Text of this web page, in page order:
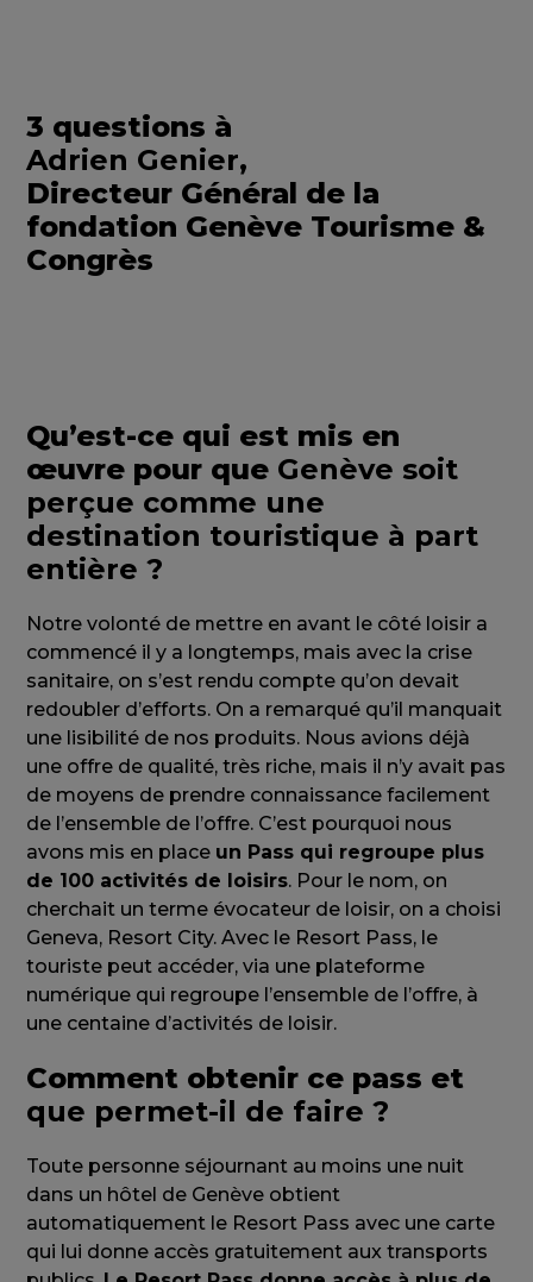
3 questions à
Adrien Genier,
Directeur Général de la
fondation Genève Tourisme &
Congrès
Qu’est-ce qui est mis en
œuvre pour que Genève soit
perçue comme une
destination touristique à part
entière ?
Notre volonté de mettre en avant le côté loisir a
commencé il y a longtemps, mais avec la crise
sanitaire, on s’est rendu compte qu’on devait
redoubler d’efforts. On a remarqué qu’il manquait
une lisibilité de nos produits. Nous avions déjà
une offre de qualité, très riche, mais il n’y avait pas
de moyens de prendre connaissance facilement
de l’ensemble de l’offre. C’est pourquoi nous
avons mis en place un Pass qui regroupe plus
de 100 activités de loisirs. Pour le nom, on
cherchait un terme évocateur de loisir, on a choisi
Geneva, Resort City. Avec le Resort Pass, le
touriste peut accéder, via une plateforme
numérique qui regroupe l’ensemble de l’offre, à
une centaine d’activités de loisir.
Comment obtenir ce pass et
que permet-il de faire ?
Toute personne séjournant au moins une nuit
dans un hôtel de Genève obtient
automatiquement le Resort Pass avec une carte
qui lui donne accès gratuitement aux transports